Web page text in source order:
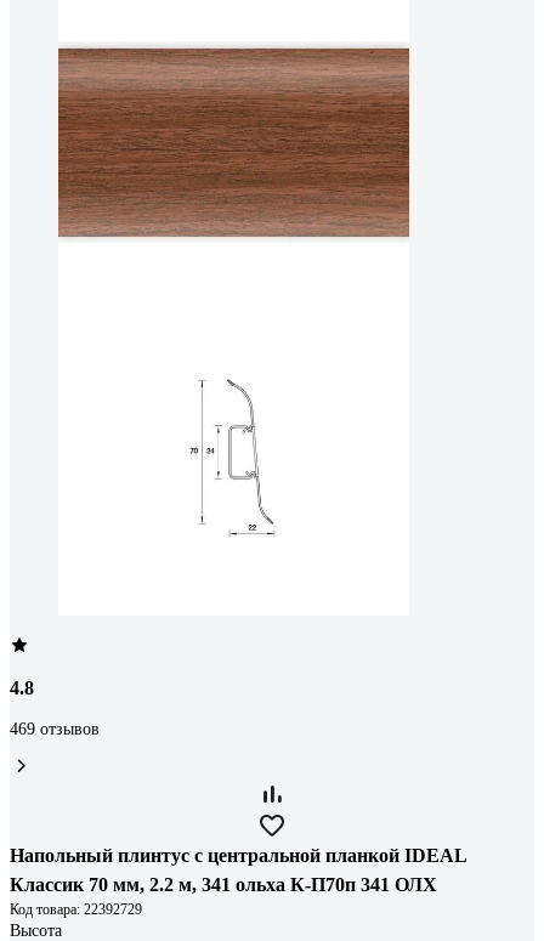
4.8
469 отзывов
Напольный плинтус с центральной планкой IDEAL
Классик 70 мм, 2.2 м, 341 ольха К-П70п 341 ОЛХ
Код товара: 22392729
Высота